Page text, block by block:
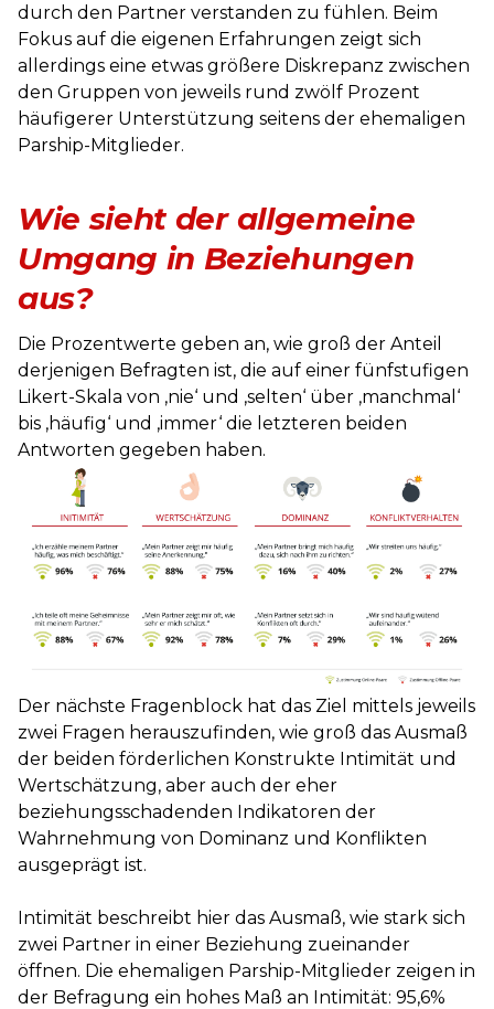
durch den Partner verstanden zu fühlen. Beim
Fokus auf die eigenen Erfahrungen zeigt sich
allerdings eine etwas größere Diskrepanz zwischen
den Gruppen von jeweils rund zwölf Prozent
häufigerer Unterstützung seitens der ehemaligen
Parship-Mitglieder.
Wie sieht der allgemeine
Umgang in Beziehungen
aus?
Die Prozentwerte geben an, wie groß der Anteil
derjenigen Befragten ist, die auf einer fünfstufigen
Likert-Skala von ‚nie‘ und ‚selten‘ über ‚manchmal‘
bis ‚häufig‘ und ‚immer‘ die letzteren beiden
Antworten gegeben haben.
Der nächste Fragenblock hat das Ziel mittels jeweils
zwei Fragen herauszufinden, wie groß das Ausmaß
der beiden förderlichen Konstrukte Intimität und
Wertschätzung, aber auch der eher
beziehungsschadenden Indikatoren der
Wahrnehmung von Dominanz und Konflikten
ausgeprägt ist.
Intimität beschreibt hier das Ausmaß, wie stark sich
zwei Partner in einer Beziehung zueinander
öffnen. Die ehemaligen Parship-Mitglieder zeigen in
der Befragung ein hohes Maß an Intimität: 95,6%